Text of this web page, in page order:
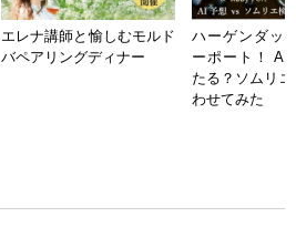
エレナ講師と愉しむモルド
バペアリングディナー
ハーゲンダッ
ーポート！ AI
たる？ソムリ
わせてみた